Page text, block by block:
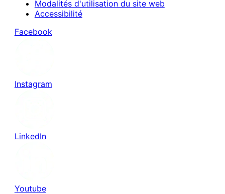
Modalités d'utilisation du site web
Accessibilité
Facebook
Instagram
LinkedIn
Youtube